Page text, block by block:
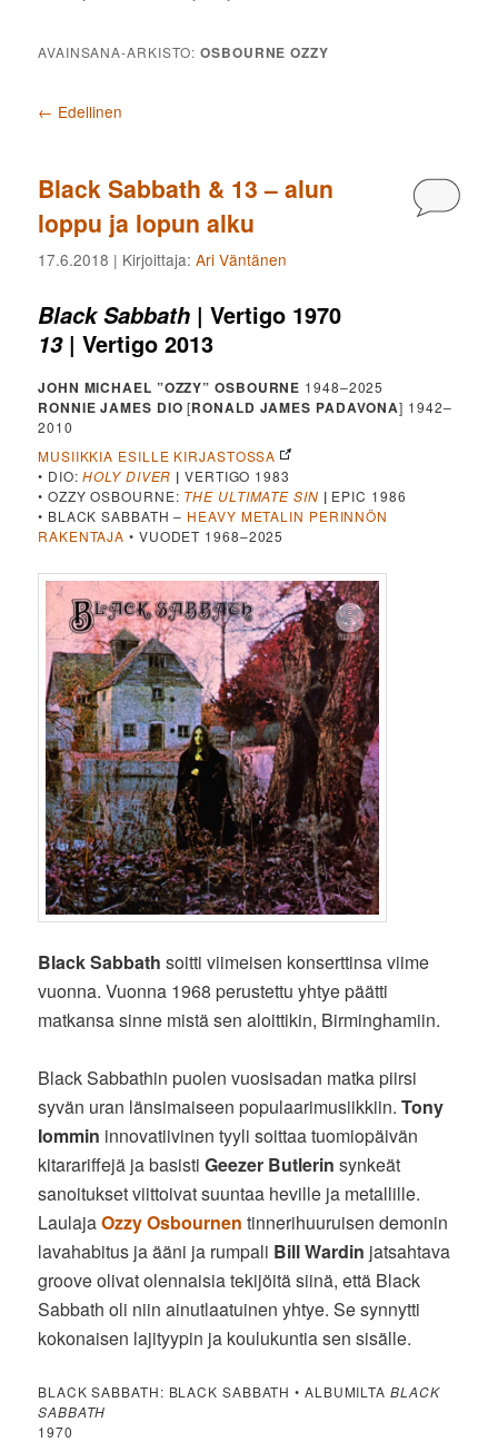
AVAINSANA-ARKISTO:OSBOURNE OZZY
Artikkelien selaus
← Edellinen
Black Sabbath & 13 – alun
loppu ja lopun alku
17.6.2018 | Kirjoittaja:Ari Väntänen
Black Sabbath | Vertigo 1970
13| Vertigo 2013
JOHN MICHAEL ”OZZY” OSBOURNE 1948–2025
RONNIE JAMES DIO [RONALD JAMES PADAVONA] 1942–
2010
MUSIIKKIA ESILLE KIRJASTOSSA
• DIO:HOLY DIVER | VERTIGO 1983
• OZZY OSBOURNE: THE ULTIMATE SIN | EPIC 1986
• BLACK SABBATH – HEAVY METALIN PERINNÖN
RAKENTAJA • VUODET 1968–2025
Black Sabbath soitti viimeisen konserttinsa viime
vuonna. Vuonna 1968 perustettu yhtye päätti
matkansa sinne mistä sen aloittikin, Birminghamiin.
Black Sabbathin puolen vuosisadan matka piirsi
syvän uran länsimaiseen populaarimusiikkiin.Tony
Iommin innovatiivinen tyyli soittaa tuomiopäivän
kitarariffejä ja basistiGeezer Butlerin synkeät
sanoitukset viittoivat suuntaa heville ja metallille.
LaulajaOzzy Osbournen tinnerihuuruisen demonin
lavahabitus ja ääni ja rumpali Bill Wardin jatsahtava
groove olivat olennaisia tekijöitä siinä, että Black
Sabbath oli niin ainutlaatuinen yhtye. Se synnytti
kokonaisen lajityypin ja koulukuntia sen sisälle.
BLACK SABBATH: BLACK SABBATH • ALBUMILTA BLACK
SABBATH
1970